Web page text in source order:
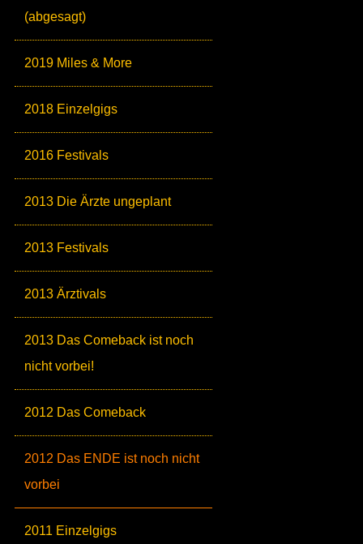
(abgesagt)
2019 Miles & More
2018 Einzelgigs
2016 Festivals
2013 Die Ärzte ungeplant
2013 Festivals
2013 Ärztivals
2013 Das Comeback ist noch
nicht vorbei!
2012 Das Comeback
2012 Das ENDE ist noch nicht
vorbei
2011 Einzelgigs